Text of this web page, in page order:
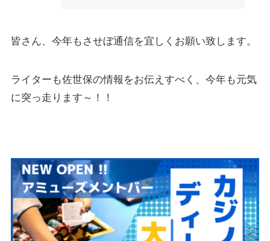
皆さん、今年もさせぼ通信を宜しくお願い致します。
ライターも佐世保の情報をお伝えすべく、今年も元気
に突っ走ります～！！